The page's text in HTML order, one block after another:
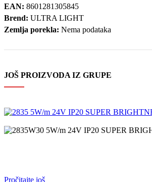
EAN: 8601281305845
Brend: ULTRA LIGHT
Zemlja porekla: Nema podataka
JOŠ PROIZVODA IZ GRUPE
Pročitajte još